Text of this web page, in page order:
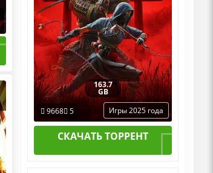
163.7
GB
9668 5 Игры 2025 года
СКАЧАТЬ ТОРРЕНТ